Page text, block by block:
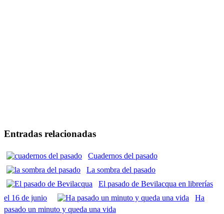
Entradas relacionadas
Cuadernos del pasado
La sombra del pasado
El pasado de Bevilacqua en librerías
el 16 de junio
Ha
pasado un minuto y queda una vida